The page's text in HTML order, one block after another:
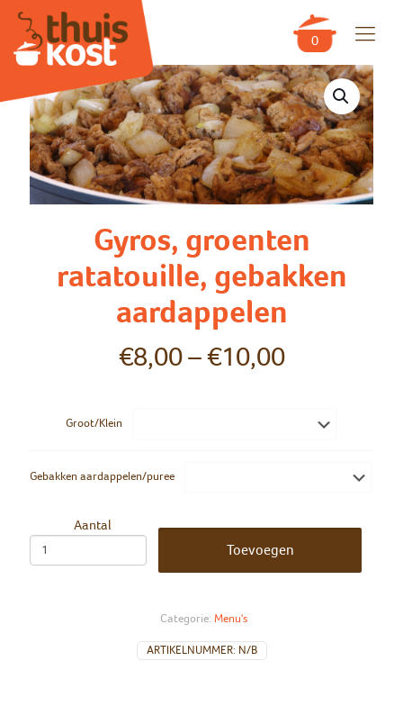
0
Gyros, groenten
ratatouille, gebakken
aardappelen
€8,00–€10,00
Groot/Klein
Gebakken aardappelen/puree
Aantal
Toevoegen
ARTIKELNUMMER: N/B
Categorie: Menu's